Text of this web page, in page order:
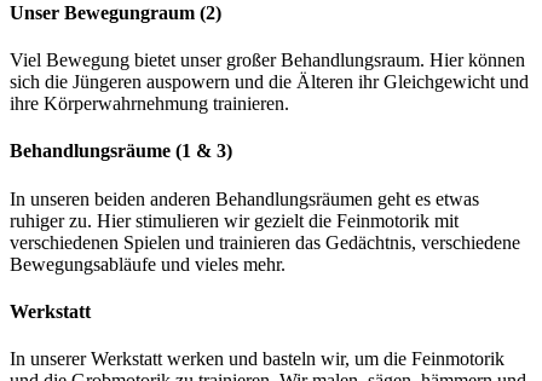
Unser Bewegungraum (2)
Viel Bewegung bietet unser großer Behandlungsraum. Hier können
sich die Jüngeren auspowern und die Älteren ihr Gleichgewicht und
ihre Körperwahrnehmung trainieren.
Behandlungsräume (1 & 3)
In unseren beiden anderen Behandlungsräumen geht es etwas
ruhiger zu. Hier stimulieren wir gezielt die Feinmotorik mit
verschiedenen Spielen und trainieren das Gedächtnis, verschiedene
Bewegungsabläufe und vieles mehr.
Werkstatt
In unserer Werkstatt werken und basteln wir, um die Feinmotorik